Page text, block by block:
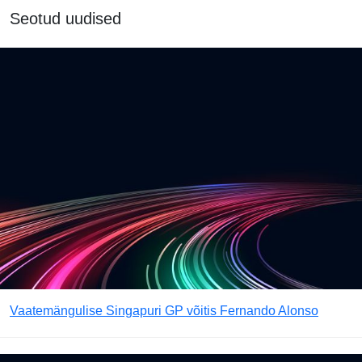
Seotud uudised
Vaatemängulise Singapuri GP võitis Fernando Alonso